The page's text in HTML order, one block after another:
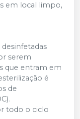
em local limpo,
serem
que entram em
é
de
todo o ciclo